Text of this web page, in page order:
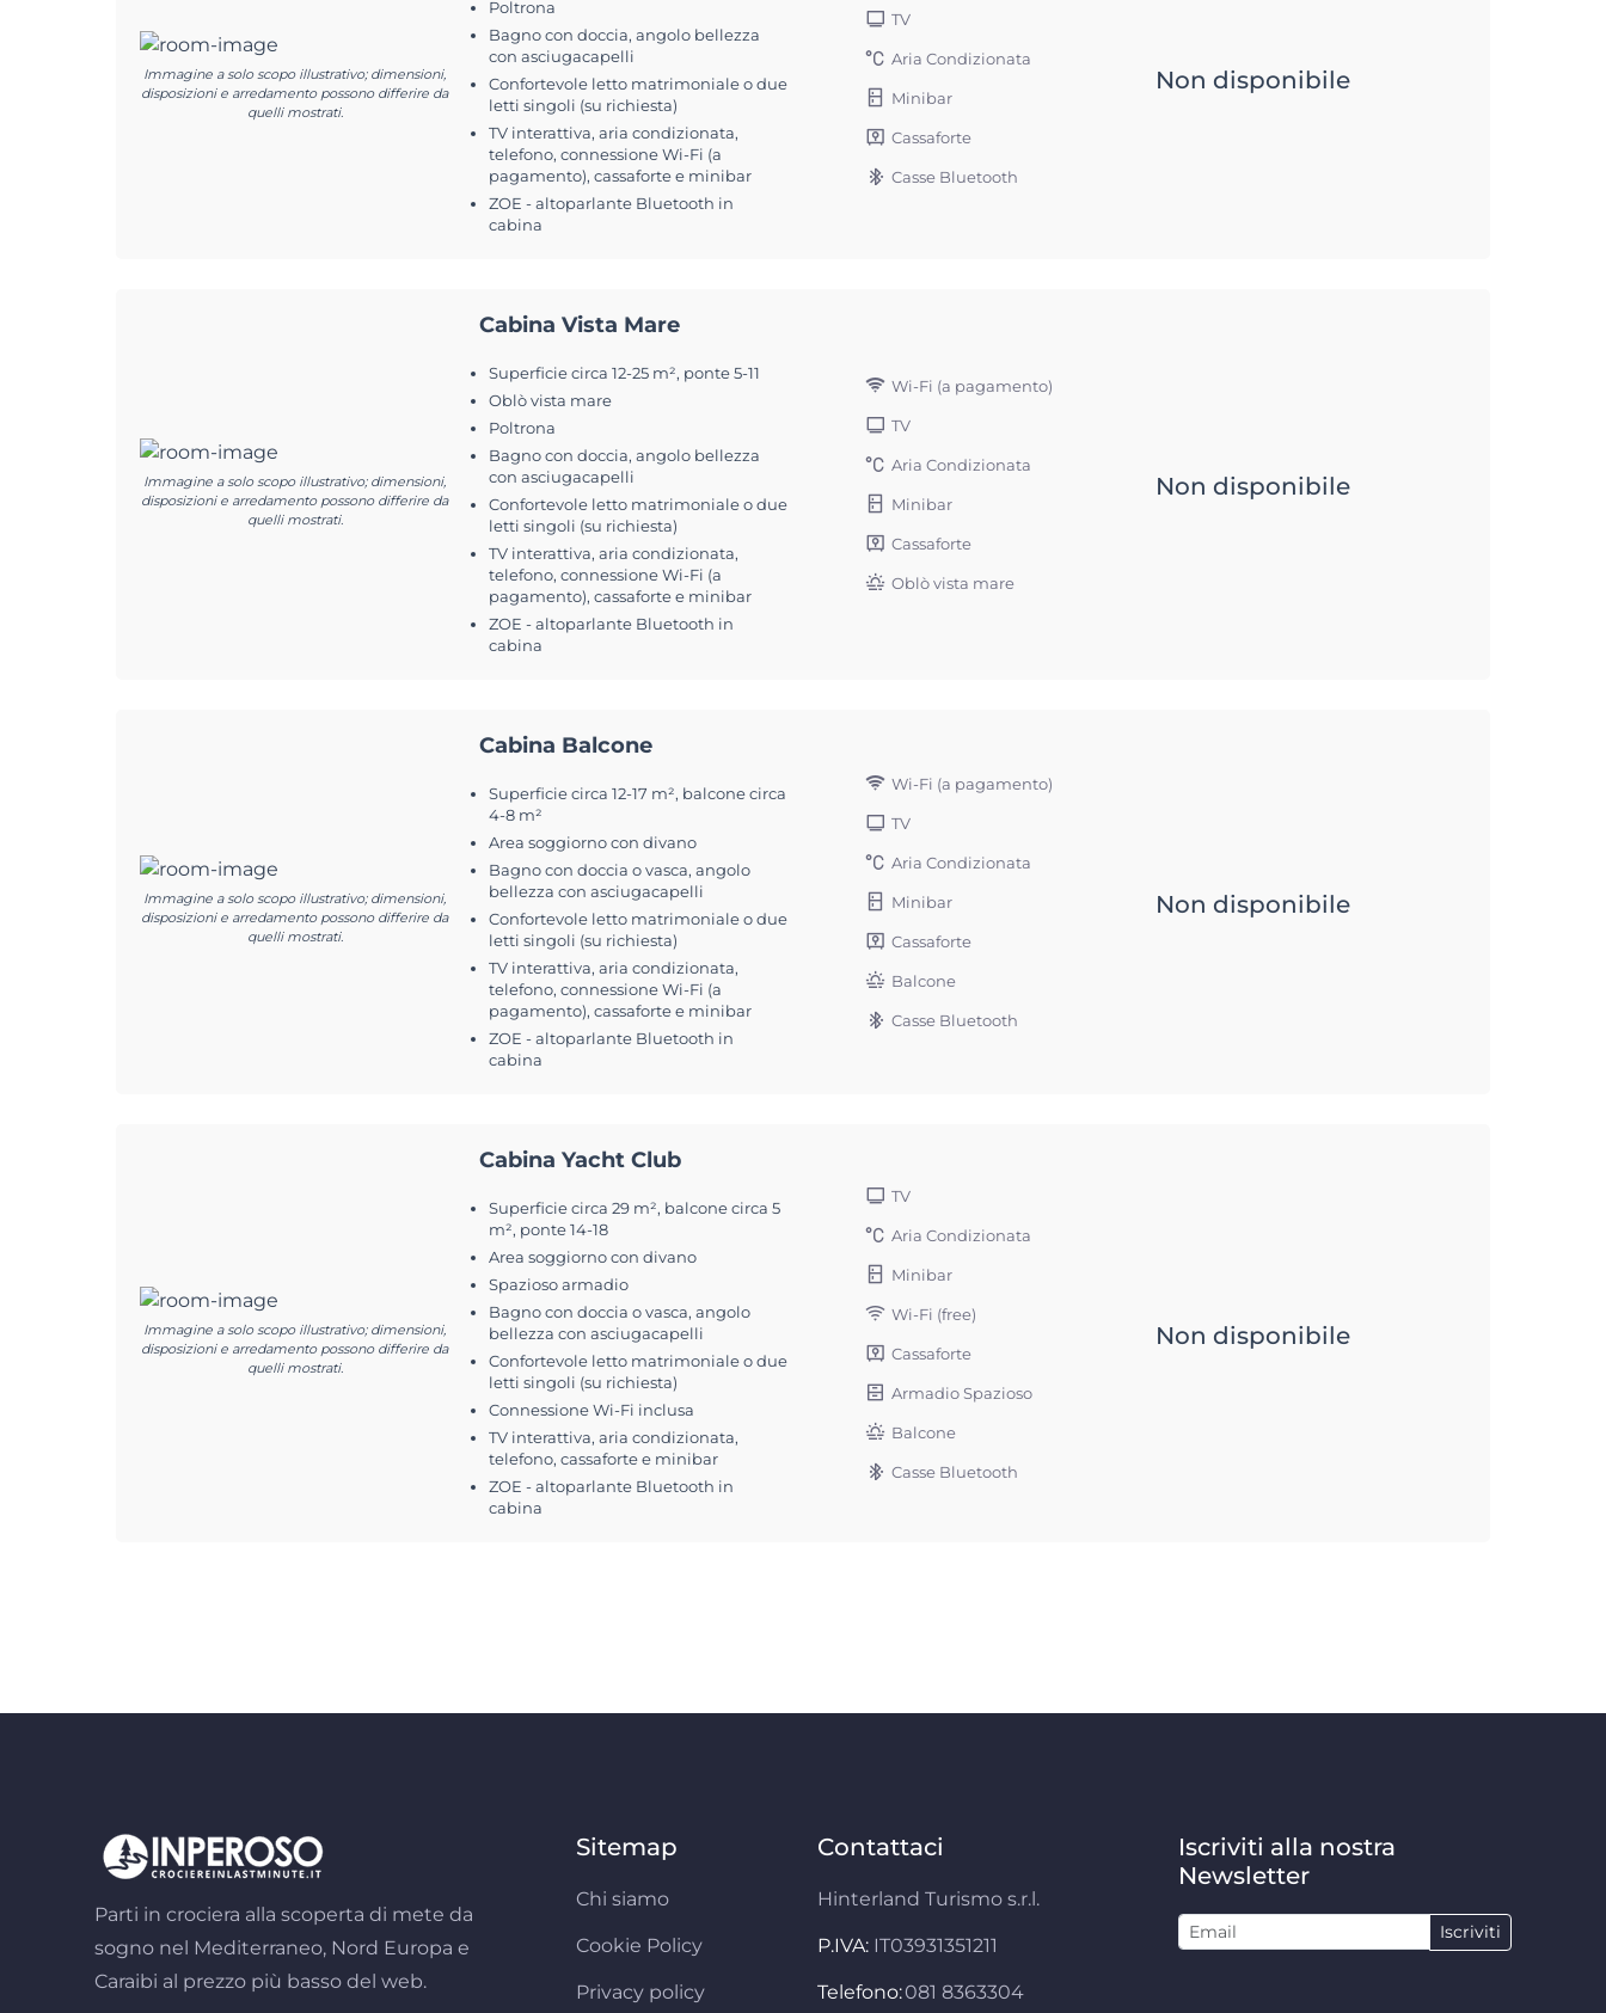
Immagine a solo scopo illustrativo; dimensioni,
disposizioni e arredamento possono differire da
quelli mostrati.
Poltrona
Bagno con doccia, angolo bellezza
con asciugacapelli
Confortevole letto matrimoniale o due
letti singoli (su richiesta)
TV interattiva, aria condizionata,
telefono, connessione Wi-Fi (a
pagamento), cassaforte e minibar
ZOE - altoparlante Bluetooth in
cabina
TV
Aria Condizionata
Minibar
Cassaforte
Casse Bluetooth
Non disponibile
Immagine a solo scopo illustrativo; dimensioni,
disposizioni e arredamento possono differire da
quelli mostrati.
Cabina Vista Mare
Superficie circa 12-25 m², ponte 5-11
Oblò vista mare
Poltrona
Bagno con doccia, angolo bellezza
con asciugacapelli
Confortevole letto matrimoniale o due
letti singoli (su richiesta)
TV interattiva, aria condizionata,
telefono, connessione Wi-Fi (a
pagamento), cassaforte e minibar
ZOE - altoparlante Bluetooth in
cabina
Wi-Fi (a pagamento)
TV
Aria Condizionata
Minibar
Cassaforte
Oblò vista mare
Non disponibile
Immagine a solo scopo illustrativo; dimensioni,
disposizioni e arredamento possono differire da
quelli mostrati.
Cabina Balcone
Superficie circa 12-17 m², balcone circa
4-8 m²
Area soggiorno con divano
Bagno con doccia o vasca, angolo
bellezza con asciugacapelli
Confortevole letto matrimoniale o due
letti singoli (su richiesta)
TV interattiva, aria condizionata,
telefono, connessione Wi-Fi (a
pagamento), cassaforte e minibar
ZOE - altoparlante Bluetooth in
cabina
Wi-Fi (a pagamento)
TV
Aria Condizionata
Minibar
Cassaforte
Balcone
Casse Bluetooth
Non disponibile
Immagine a solo scopo illustrativo; dimensioni,
disposizioni e arredamento possono differire da
quelli mostrati.
Cabina Yacht Club
Superficie circa 29 m², balcone circa 5
m², ponte 14-18
Area soggiorno con divano
Spazioso armadio
Bagno con doccia o vasca, angolo
bellezza con asciugacapelli
Confortevole letto matrimoniale o due
letti singoli (su richiesta)
Connessione Wi-Fi inclusa
TV interattiva, aria condizionata,
telefono, cassaforte e minibar
ZOE - altoparlante Bluetooth in
cabina
TV
Aria Condizionata
Minibar
Wi-Fi (free)
Cassaforte
Armadio Spazioso
Balcone
Casse Bluetooth
Non disponibile
Parti in crociera alla scoperta di mete da
sogno nel Mediterraneo, Nord Europa e
Caraibi al prezzo più basso del web.
Sitemap
Chi siamo
Cookie Policy
Privacy policy
Contattaci
Hinterland Turismo s.r.l.
P.IVA: IT03931351211
Telefono:081 8363304
Iscriviti alla nostra
Newsletter
Iscriviti